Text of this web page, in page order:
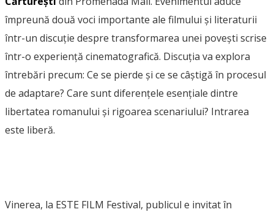
împreună două voci importante ale filmului și literaturii
într-un discuție despre transformarea unei povești scrise
într-o experiență cinematografică. Discuția va explora
întrebări precum: Ce se pierde și ce se câștigă în procesul
de adaptare? Care sunt diferențele esențiale dintre
libertatea romanului și rigoarea scenariului? Intrarea
este liberă.
Vinerea, la ESTE FILM Festival, publicul e invitat în